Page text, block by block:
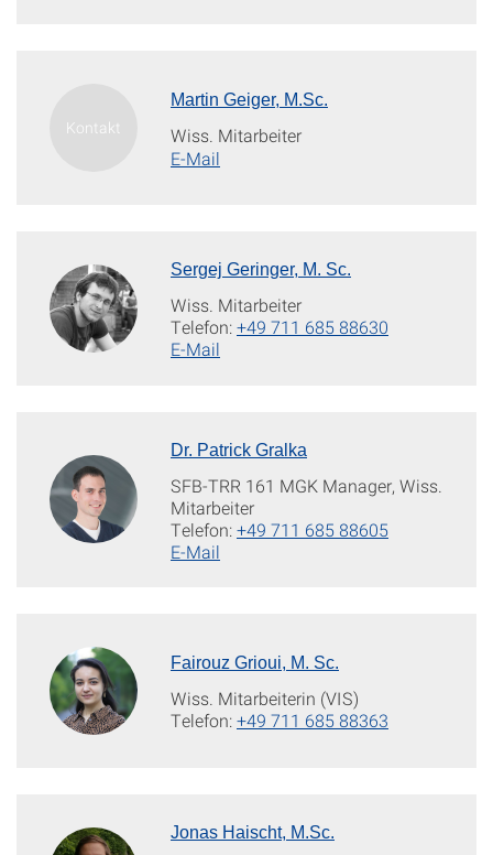
Martin Geiger, M.Sc.
Wiss. Mitarbeiter
E-Mail
Sergej Geringer, M. Sc.
Wiss. Mitarbeiter
Telefon:+49 711 685 88630
E-Mail
Dr. Patrick Gralka
SFB-TRR 161 MGK Manager, Wiss.
Mitarbeiter
Telefon:+49 711 685 88605
E-Mail
Fairouz Grioui, M. Sc.
Wiss. Mitarbeiterin (VIS)
Telefon:+49 711 685 88363
Jonas Haischt, M.Sc.